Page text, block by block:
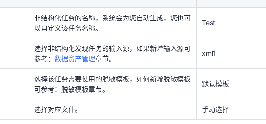
选择对应文件。
“保存”或者“保存并运行”。
数据脱敏实例。
敏感数据发现 > 非结构化发现 ”，进入“非结构化发现”页面。
构化规则，单击“操作”列的“运行”按钮，即可运行对应的规则任务。
非结构化任务的名称，系统会为您自动生成，您也可
以自定义该任务名称。
Test
选择非结构化发现任务的输入源，如果新增输入源可
参考： 数据资产管理章节。
xml1
选择该任务需要使用的脱敏模板，如何新增脱敏模板
可参考：脱敏模板章节。
默认模板
选择对应文件。 手动选择